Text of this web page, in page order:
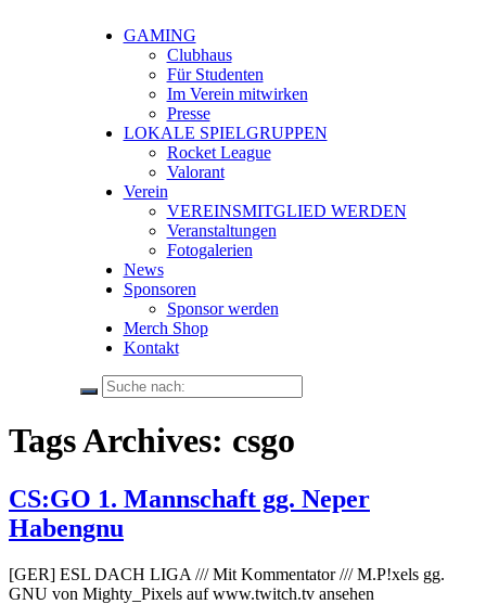
GAMING
Clubhaus
Für Studenten
Im Verein mitwirken
Presse
LOKALE SPIELGRUPPEN
Rocket League
Valorant
Verein
VEREINSMITGLIED WERDEN
Veranstaltungen
Fotogalerien
News
Sponsoren
Sponsor werden
Merch Shop
Kontakt
Tags Archives: csgo
CS:GO 1. Mannschaft gg. Neper
Habengnu
[GER] ESL DACH LIGA /// Mit Kommentator /// M.P!xels gg.
GNU von Mighty_Pixels auf www.twitch.tv ansehen